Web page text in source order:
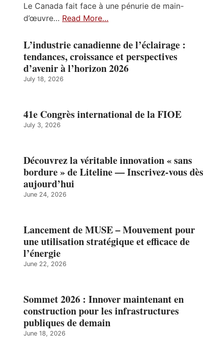
Le Canada fait face à une pénurie de main-
d’œuvre… Read More…
L’industrie canadienne de l’éclairage :
tendances, croissance et perspectives
d’avenir à l’horizon 2026
July 18, 2026
41e Congrès international de la FIOE
July 3, 2026
Découvrez la véritable innovation « sans
bordure » de Liteline — Inscrivez-vous dès
aujourd’hui
June 24, 2026
Lancement de MUSE – Mouvement pour
une utilisation stratégique et efficace de
l’énergie
June 22, 2026
Sommet 2026 : Innover maintenant en
construction pour les infrastructures
publiques de demain
June 18, 2026